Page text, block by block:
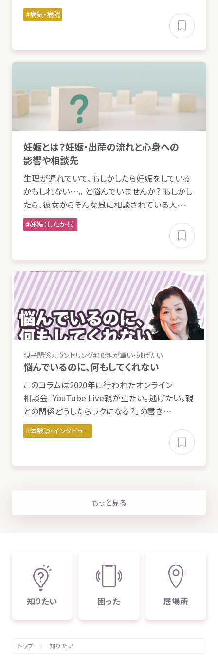
病気・病院
妊娠とは？妊娠・出産の流れと心身への
影響や相談先
生理が遅れていて、もしかしたら妊娠をしている
かもしれない…。 と悩んでいませんか？ もしかし
たら、彼女からそんな風に相談されている人…
妊娠（したかも）
親子関係カウンセリング#10:親が重い・逃げたい
悩んでいるのに、何もしてくれない
このコラムは2020年に行われたオンライン
相談会「YouTube Live親が重たい。逃げたい。親
との関係どうしたらラクになる？」の書き…
体験談・インタビュー
もっと見る
知りたい 困った 居場所
トップ 知りたい